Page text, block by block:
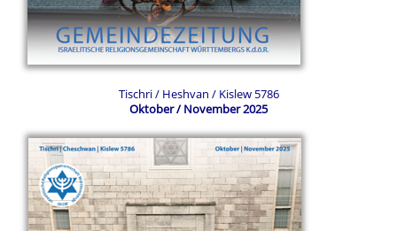
Tischri / Heshvan / Kislew 5786
Oktober / November 2025